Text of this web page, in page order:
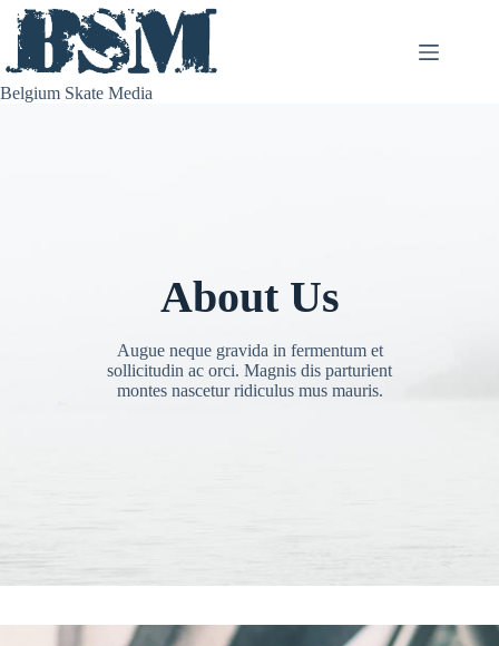
Skip
content
Belgium Skate Media
About Us
Augue neque gravida in fermentum et
sollicitudin ac orci. Magnis dis parturient
montes nascetur ridiculus mus mauris.